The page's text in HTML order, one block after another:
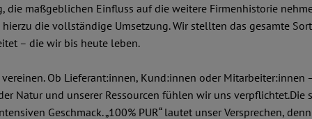
die maßgeblichen Einfluss auf die weitere Firmenhistorie
die vollständige Umsetzung. Wir stellten das gesamte
– die wir bis heute leben.
Ob Lieferant:innen, Kund:innen oder
Natur und unserer Ressourcen fühlen wir uns
Geschmack. „100% PUR“ lautet unser Versprechen,